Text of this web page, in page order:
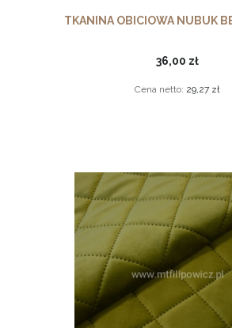
TKANINA OBICIOWA NUBUK
36,00 zł
Cena netto: 29,27 zł